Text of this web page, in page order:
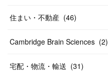
住まい・不動産 (46)
Cambridge Brain Sciences (2)
宅配・物流・輸送 (31)